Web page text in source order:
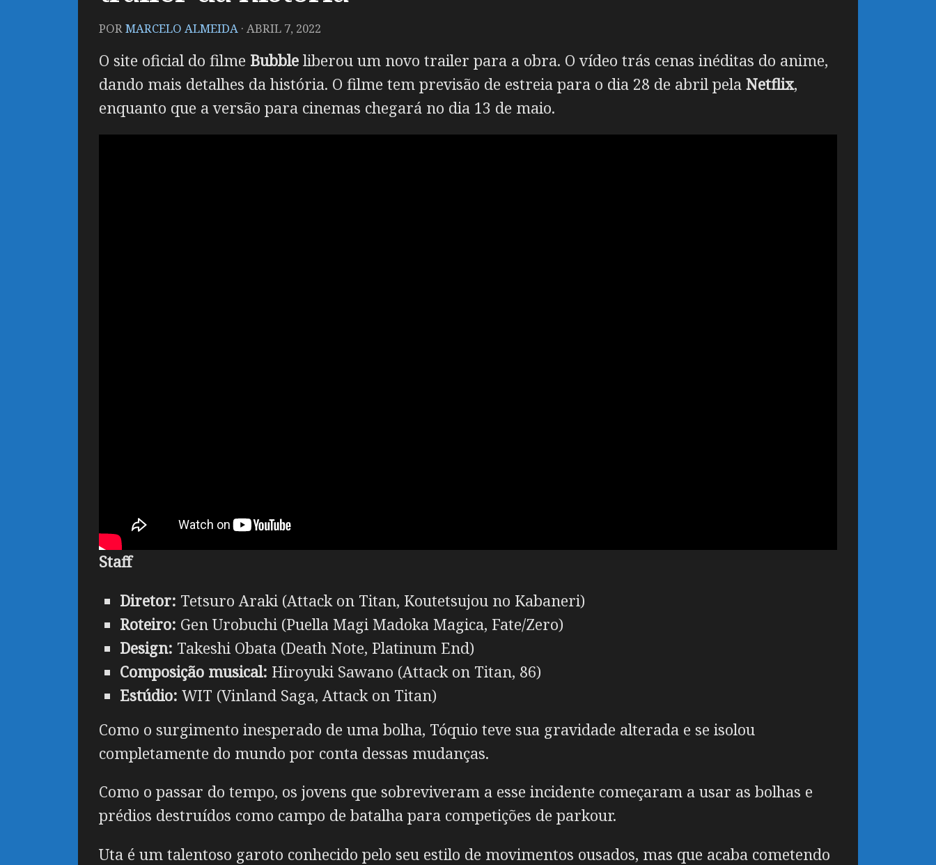
PORMARCELO ALMEIDA · ABRIL 7, 2022
O site oficial do filme Bubble liberou um novo trailer para a obra. O vídeo trás cenas inéditas do anime,
dando mais detalhes da história. O filme tem previsão de estreia para o dia 28 de abril pela Netflix,
enquanto que a versão para cinemas chegará no dia 13 de maio.
Staff
Diretor: Tetsuro Araki (Attack on Titan, Koutetsujou no Kabaneri)
Roteiro: Gen Urobuchi (Puella Magi Madoka Magica, Fate/Zero)
Design: Takeshi Obata (Death Note, Platinum End)
Composição musical: Hiroyuki Sawano (Attack on Titan, 86)
Estúdio: WIT (Vinland Saga, Attack on Titan)
Como o surgimento inesperado de uma bolha, Tóquio teve sua gravidade alterada e se isolou
completamente do mundo por conta dessas mudanças.
Como o passar do tempo, os jovens que sobreviveram a esse incidente começaram a usar as bolhas e
prédios destruídos como campo de batalha para competições de parkour.
Uta é um talentoso garoto conhecido pelo seu estilo de movimentos ousados, mas que acaba cometendo